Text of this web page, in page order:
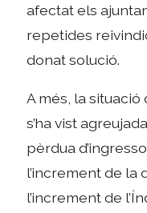
afectat els
repetides
donat solució.
A més, la
s’ha vist
pèrdua
l’increment de la
l’increment de